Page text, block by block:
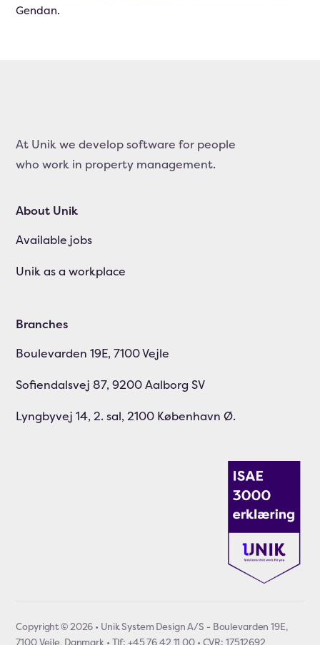
Gendan.
At Unik we develop software for people
who work in property management.
About Unik
Available jobs
Unik as a workplace
Branches
Boulevarden 19E, 7100 Vejle
Sofiendalsvej 87, 9200 Aalborg SV
Lyngbyvej 14, 2. sal, 2100 København Ø.
Copyright © 2026 • Unik System Design A/S - Boulevarden 19E,
7100 Vejle, Danmark • Tlf: +45 76 42 11 00 • CVR: 17512692